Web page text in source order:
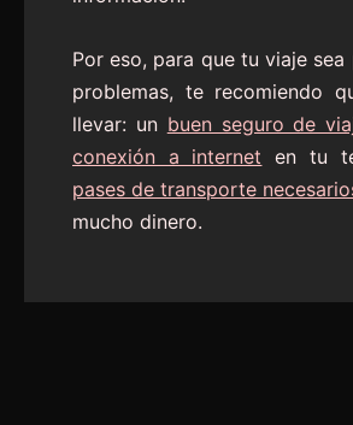
Por eso, para que tu viaje
problemas, te recomiendo
llevar: un buen seguro de
conexión a internet
en tu
pases de transporte
mucho dinero.